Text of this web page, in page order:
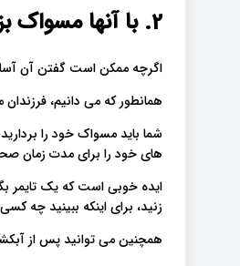
2. با آنها مسواک بزنید
اگرچه ممکن است گفتن آن
همانطور که می دانیم،
شما باید مسواک خود را
های خود را برای مدت زمان
زنید، برای اینکه ببینید چه
همچنین می توانید پس از